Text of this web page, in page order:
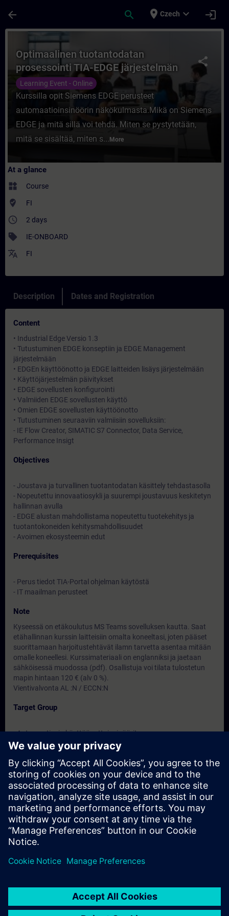
arrow_back search place Czech expand_more login
Course - Optimaalinen tuotantodatan
share
Optimaalinen tuotantodatan
prosessointi TIA-EDGE järjestelmän
avulla, Etäkoulutus
Learning Event - Online
Kurssilla opit Siemens EDGE perusteet
automaatioinsinöörin näkökulmasta.Mikä on Siemens
EDGE ja mitä sillä voi tehdä. Miten se pystytetään,
mitä se sisältää, miten s... More
At a glance
widgets Course
where_to_vote FI
access_time 2 days
sell IE-ONBOARD
translate FI
Description Dates and Registration
Content
• Industrial Edge Versio 1.3
• Tutustuminen EDGE konseptiin ja EDGE Management
järjestelmään
• EDGEn käyttöönotto ja EDGE laitteiden lisäys järjestelmään
• Käyttöjärjestelmän päivitykset
• EDGE sovellusten konfigurointi
• Valmiiden EDGE sovellusten käyttö
• Omien EDGE sovellusten käyttöönotto
• Tutustuminen seuraaviin valmiisiin sovelluksiin:
- IE Flow Creator, SIMATIC S7 Connector, Data Service,
Performance Insigt
Objectives
- Joustava ja turvallinen tuotantodatan käsittely tehdastasolla
- Nopeutettu innovaatiosykli ja suurempi joustavuus keskitetyn
hallinnan avulla
- EDGE alustan mahdollistama nopeutettu tuotekehitys ja
tuotantokoneiden kehitysmahdollisuudet
- Avoimen ekosysteemin edut
Prerequisites
- Perus tiedot TIA-Portal ohjelman käytöstä
- IT maailman perusteet
Note
Kyseessä on etäkoulutus MS Teams sovelluksen kautta. Saat
etähallinnan kurssin laitteisiin omalta koneeltasi, joten pääset
suorittamaan harjoitustehtävät ilamn tarvetta asentaa mitään
omalle koneellesi. Kurssimateriaali on englanniksi ja jaetaan
sähköisessä muodossa (pdf). Osallistuja voi tilata tulostetun
mapin hintaan 120 € (alv 0 %).
Vientivalvonta AL :N / ECCN:N
Target Group
- Automaatio- ja käyttöönottoinsinöörit
- Projektintekijät
Dates And Registration
Currently, no events available
Add yourself to the course request list and you will be notified
when new dates become available.
Activate notification service